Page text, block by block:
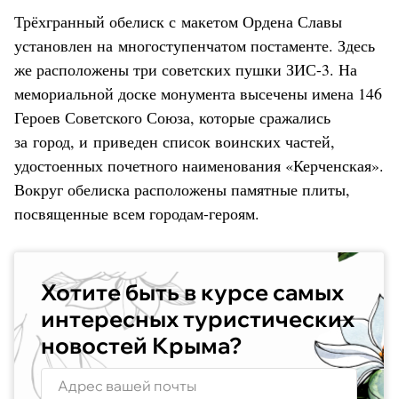
Трёхгранный обелиск с макетом Ордена Славы
установлен на многоступенчатом постаменте. Здесь
же расположены три советских пушки ЗИС-3. На
мемориальной доске монумента высечены имена 146
Героев Советского Союза, которые сражались
за город, и приведен список воинских частей,
удостоенных почетного наименования «Керченская».
Вокруг обелиска расположены памятные плиты,
посвященные всем городам-героям.
Хотите быть в курсе самых
интересных туристических
новостей Крыма?